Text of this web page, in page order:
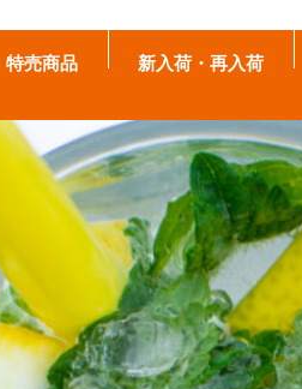
特売商品 新入荷・再入荷